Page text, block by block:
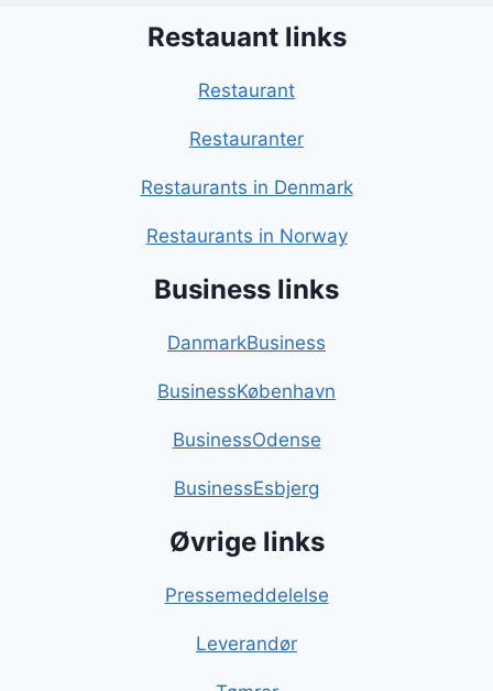
Restauant links
Restaurant
Restauranter
Restaurants in Denmark
Restaurants in Norway
Business links
DanmarkBusiness
BusinessKøbenhavn
BusinessOdense
BusinessEsbjerg
Øvrige links
Pressemeddelelse
Leverandør